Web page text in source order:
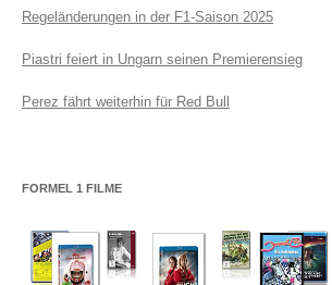
Regeländerungen in der F1-Saison 2025
Piastri feiert in Ungarn seinen Premierensieg
Perez fährt weiterhin für Red Bull
FORMEL 1 FILME